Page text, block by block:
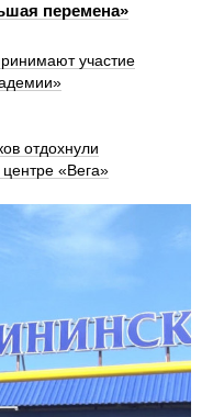
перемена»
участие
отдохнули
«Вега»